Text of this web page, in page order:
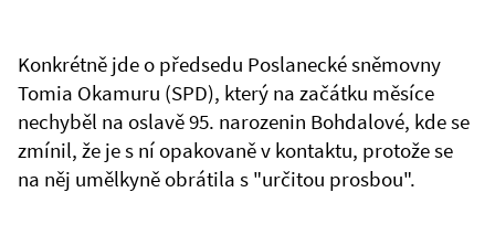
Konkrétně jde o předsedu Poslanecké sněmovny
Tomia Okamuru (SPD), který na začátku měsíce
nechyběl na oslavě 95. narozenin Bohdalové, kde se
zmínil, že je s ní opakovaně v kontaktu, protože se
na něj umělkyně obrátila s "určitou prosbou".